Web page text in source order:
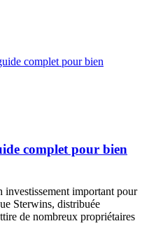
complet pour bien
investissement important pour
Sterwins, distribuée
de nombreux propriétaires